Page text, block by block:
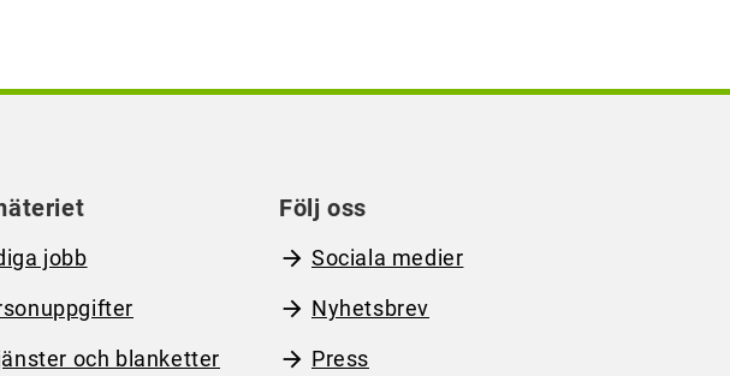
jobb
och blanketter
Följ oss
Sociala medier
Nyhetsbrev
Press